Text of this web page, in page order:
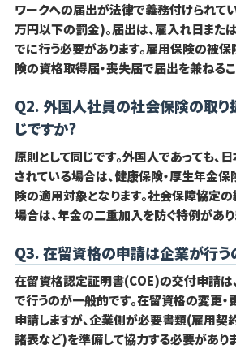
ワークへの届出が法律で義務付けられて
万円以下の罰金)。届出は、雇入れ日また
でに行う必要があります。雇用保険の被
険の資格取得届・喪失届で届出を兼ねるこ
Q2. 外国人社員の社会保険の取り
じですか?
原則として同じです。外国人であっても、
されている場合は、健康保険・厚生年金保
険の適用対象となります。社会保障協定
場合は、年金の二重加入を防ぐ特例があり
Q3. 在留資格の申請は企業が行う
在留資格認定証明書(COE)の交付申請は
で行うのが一般的です。在留資格の変更
申請しますが、企業側が必要書類(雇用契
諸表など)を準備して協力する必要があり